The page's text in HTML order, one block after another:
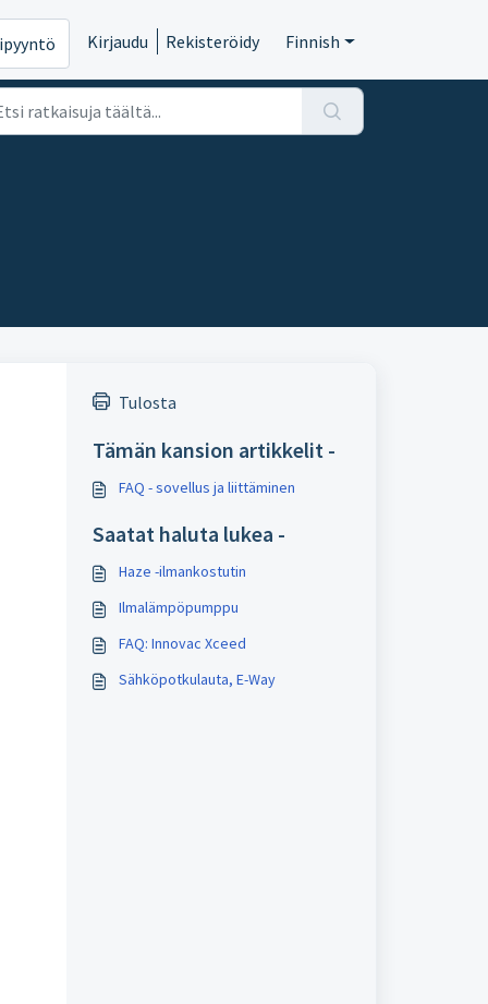
Kirjaudu Rekisteröidy Finnish
Tulosta
Tämän kansion artikkelit -
FAQ - sovellus ja liittäminen
Saatat haluta lukea -
Haze -ilmankostutin
Ilmalämpöpumppu
FAQ: Innovac Xceed
Sähköpotkulauta, E-Way